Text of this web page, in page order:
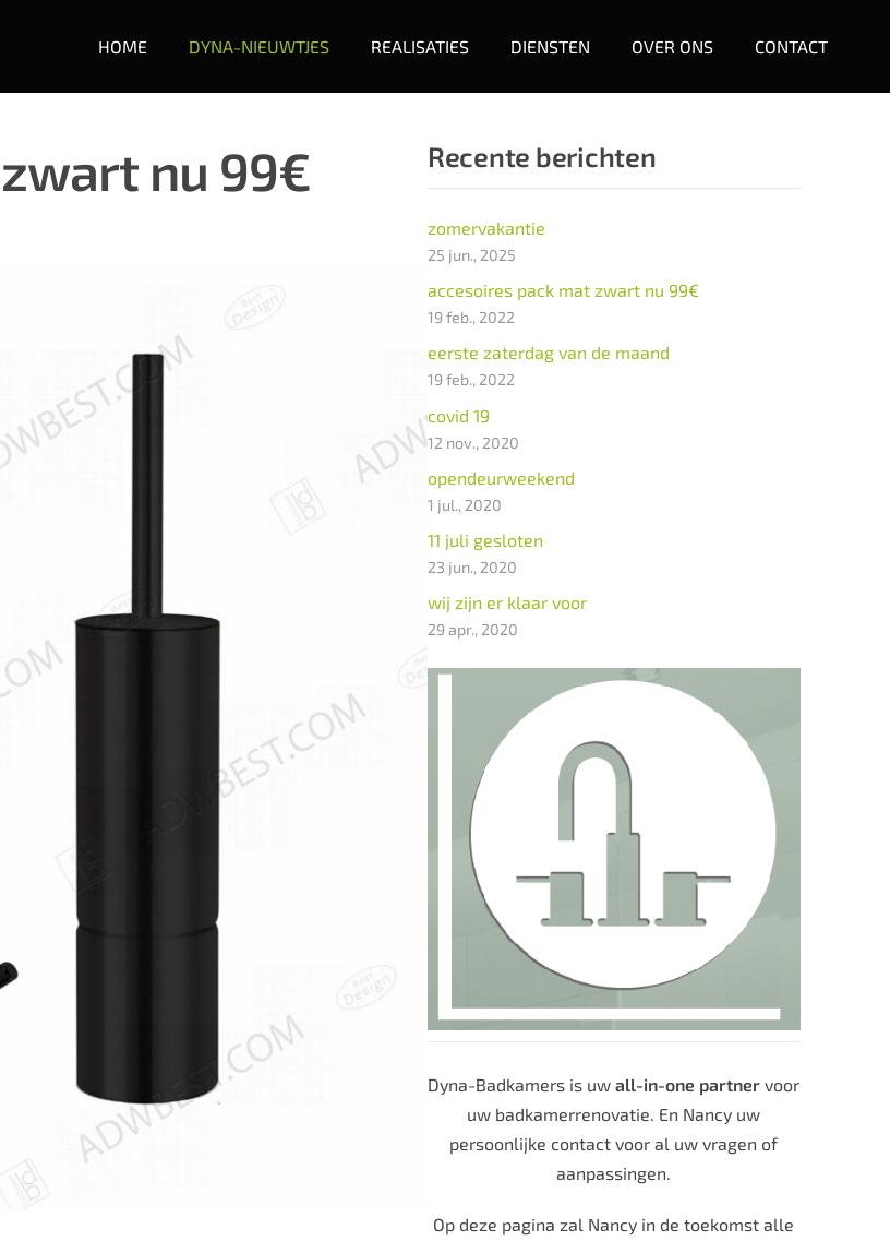
HOME DYNA-NIEUWTJES REALISATIES DIENSTEN OVER ONS CONTACT
Recente berichten
zomervakantie
25 jun., 2025
accesoires pack mat zwart nu 99€
19 feb., 2022
eerste zaterdag van de maand
19 feb., 2022
covid 19
12 nov., 2020
opendeurweekend
1 jul., 2020
11 juli gesloten
23 jun., 2020
wij zijn er klaar voor
29 apr., 2020
Dyna-Badkamers is uwall-in-one partnervoor
uw badkamerrenovatie. En Nancy uw
persoonlijke contact voor al uw vragen of
aanpassingen.
Op deze pagina zal Nancy in de toekomst alle
nu 99€